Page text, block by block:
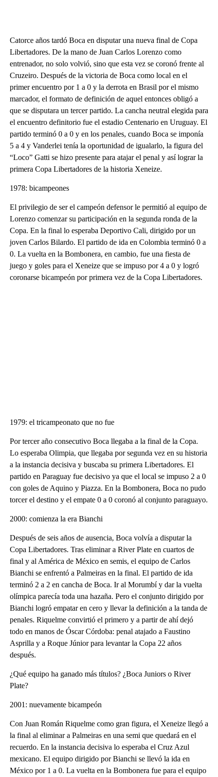
Catorce años tardó Boca en disputar una nueva final de Copa
Libertadores. De la mano de Juan Carlos Lorenzo como
entrenador, no solo volvió, sino que esta vez se coronó frente al
Cruzeiro. Después de la victoria de Boca como local en el
primer encuentro por 1 a 0 y la derrota en Brasil por el mismo
marcador, el formato de definición de aquel entonces obligó a
que se disputara un tercer partido. La cancha neutral elegida para
el encuentro definitorio fue el estadio Centenario en Uruguay. El
partido terminó 0 a 0 y en los penales, cuando Boca se imponía
5 a 4 y Vanderlei tenía la oportunidad de igualarlo, la figura del
“Loco” Gatti se hizo presente para atajar el penal y así lograr la
primera Copa Libertadores de la historia Xeneize.
1978: bicampeones
El privilegio de ser el campeón defensor le permitió al equipo de
Lorenzo comenzar su participación en la segunda ronda de la
Copa. En la final lo esperaba Deportivo Cali, dirigido por un
joven Carlos Bilardo. El partido de ida en Colombia terminó 0 a
0. La vuelta en la Bombonera, en cambio, fue una fiesta de
juego y goles para el Xeneize que se impuso por 4 a 0 y logró
coronarse bicampeón por primera vez de la Copa Libertadores.
1979: el tricampeonato que no fue
Por tercer año consecutivo Boca llegaba a la final de la Copa.
Lo esperaba Olimpia, que llegaba por segunda vez en su historia
a la instancia decisiva y buscaba su primera Libertadores. El
partido en Paraguay fue decisivo ya que el local se impuso 2 a 0
con goles de Aquino y Piazza. En la Bombonera, Boca no pudo
torcer el destino y el empate 0 a 0 coronó al conjunto paraguayo.
2000: comienza la era Bianchi
Después de seis años de ausencia, Boca volvía a disputar la
Copa Libertadores. Tras eliminar a River Plate en cuartos de
final y al América de México en semis, el equipo de Carlos
Bianchi se enfrentó a Palmeiras en la final. El partido de ida
terminó 2 a 2 en cancha de Boca. Ir al Morumbí y dar la vuelta
olímpica parecía toda una hazaña. Pero el conjunto dirigido por
Bianchi logró empatar en cero y llevar la definición a la tanda de
penales. Riquelme convirtió el primero y a partir de ahí dejó
todo en manos de Óscar Córdoba: penal atajado a Faustino
Asprilla y a Roque Júnior para levantar la Copa 22 años
después.
¿Qué equipo ha ganado más títulos? ¿Boca Juniors o River
Plate?
2001: nuevamente bicampeón
Con Juan Román Riquelme como gran figura, el Xeneize llegó a
la final al eliminar a Palmeiras en una semi que quedará en el
recuerdo. En la instancia decisiva lo esperaba el Cruz Azul
mexicano. El equipo dirigido por Bianchi se llevó la ida en
México por 1 a 0. La vuelta en la Bombonera fue para el equipo